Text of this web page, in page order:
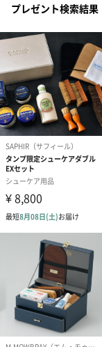
プレゼント検索結果